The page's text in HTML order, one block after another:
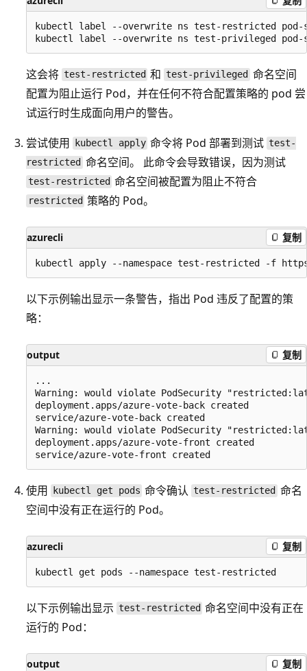
kubectl label --overwrite ns test-restricted pod-
这会将 test-restricted 和 test-privileged 命名空间
配置为阻止运行 Pod，并在任何不符合配置策略的 pod 尝
试运行时生成面向用户的警告。
尝试使用
kubectl apply 命令将 Pod 部署到测试 test-
restricted 命名空间。 此命令会导致错误，因为测试
test-restricted 命名空间被配置为阻止不符合
restricted 策略的 Pod。
azurecli 复制
以下示例输出显示一条警告，指出 Pod 违反了配置的策
略：
output 复制
...
Warning: would violate PodSecurity
deployment.apps/azure-vote-back created
service/azure-vote-back created
Warning: would violate PodSecurity
deployment.apps/azure-vote-front created
使用 kubectl get pods 命令确认 test-restricted 命名
空间中没有正在运行的 Pod。
azurecli 复制
以下示例输出显示 test-restricted 命名空间中没有正在
运行的 Pod：
output 复制